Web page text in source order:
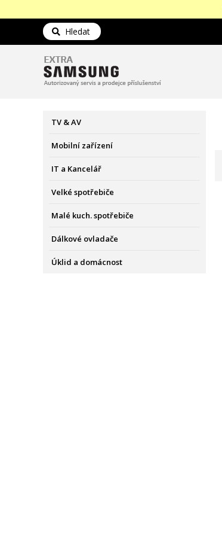
Hledat
TV & AV
Mobilní zařízení
IT a Kancelář
Velké spotřebiče
Malé kuch. spotřebiče
Dálkové ovladače
Úklid a domácnost